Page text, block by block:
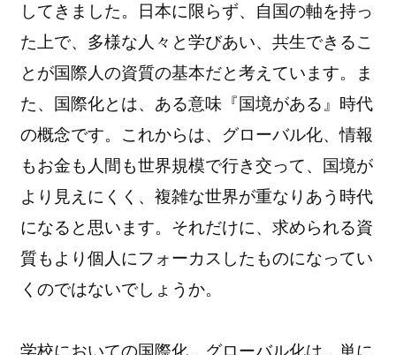
してきました。日本に限らず、自国の軸を持っ
た上で、多様な人々と学びあい、共生できるこ
とが国際人の資質の基本だと考えています。ま
た、国際化とは、ある意味『国境がある』時代
の概念です。これからは、グローバル化、情報
もお金も人間も世界規模で行き交って、国境が
より見えにくく、複雑な世界が重なりあう時代
になると思います。それだけに、求められる資
質もより個人にフォーカスしたものになってい
くのではないでしょうか。
学校においての国際化、グローバル化は、単に